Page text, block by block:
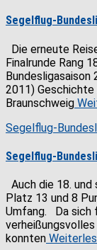
Segelflug-
Die erneute
Finalrunde Rang
2011) Geschichte
Braunschweig
Segelflug-
Segelflug-
Auch die 18.
Platz 13 und 8
Umfang. Da sich
konnten